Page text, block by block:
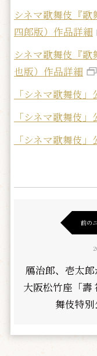
シネマ歌舞伎『
四郎版）作品詳細
シネマ歌舞伎『
也版）作品詳細
「シネマ歌舞伎」
「シネマ歌舞伎
「シネマ歌舞伎
前の
鴈治郎、壱太郎
大阪松竹座「壽
舞伎特別